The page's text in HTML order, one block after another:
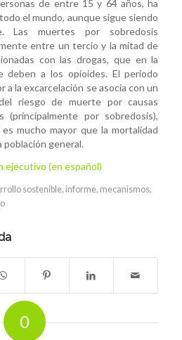
de entre 15 y 64 años, ha
el mundo, aunque sigue siendo
Las muertes por sobredosis
entre un tercio y la mitad de
con las drogas, que en la
deben a los opioides. El período
la excarcelación se asocia con un
riesgo de muerte por causas
(principalmente por sobredosis),
mucho mayor que la mortalidad
población general.
ejecutivo (en español)
sostenible, informe, mecanismos,
0